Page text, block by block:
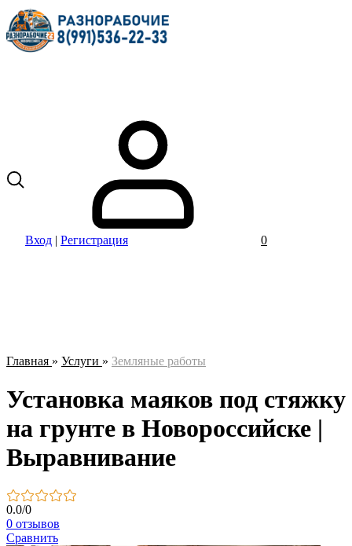
Вход | Регистрация 0
Главная » Услуги » Земляные работы
Установка маяков под стяжку
на грунте в Новороссийске |
Выравнивание
0.0/0
0 отзывов
Сравнить